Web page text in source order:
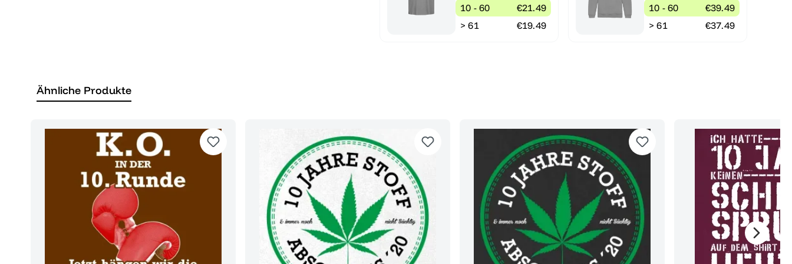
10 - 60
€21.49
> 61
€19.49
10 - 60
€39.49
> 61
€37.49
Ähnliche Produkte